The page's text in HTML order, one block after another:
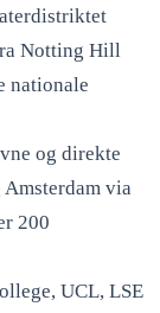
Notting Hill
nationale
og direkte
via
200
UCL, LSE